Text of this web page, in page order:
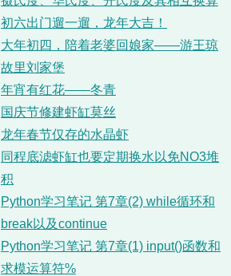
初六出门遛一遛，龙年大吉！
大年初四，陪着老婆回娘家——游王琼
故里刘家堡
年宵有红花——冬青
国庆节修建虾缸莫丝
龙年春节仅存的水晶虾
同程底滤虾缸也要定期换水以免NO3堆
积
Python学习笔记 第7章(2) while循环和
break以及continue
Python学习笔记 第7章(1) input()函数和
求模运算符%